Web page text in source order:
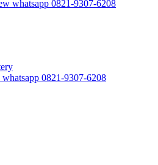
0821-9307-6208